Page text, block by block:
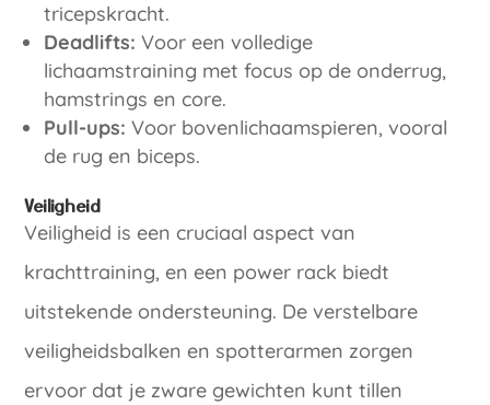
tricepskracht.
Deadlifts: Voor een volledige
lichaamstraining met focus op de onderrug,
hamstrings en core.
Pull-ups: Voor bovenlichaamspieren, vooral
de rug en biceps.
Veiligheid
Veiligheid is een cruciaal aspect van
krachttraining, en een power rack biedt
uitstekende ondersteuning. De verstelbare
veiligheidsbalken en spotterarmen zorgen
ervoor dat je zware gewichten kunt tillen